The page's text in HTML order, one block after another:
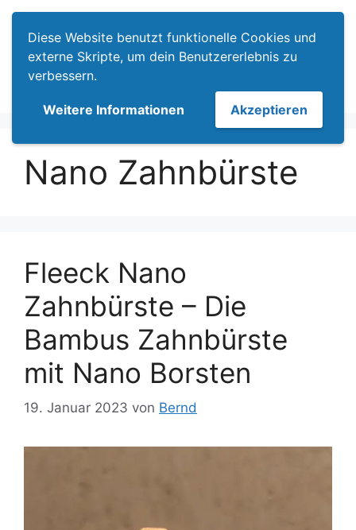
Diese Website benutzt funktionelle Cookies und
externe Skripte, um dein Benutzererlebnis zu
verbessern.
Weitere Informationen Akzeptieren
Zum
Inhalt
springen
Nano Zahnbürste
Fleeck Nano
Zahnbürste – Die
Bambus Zahnbürste
mit Nano Borsten
19. Januar 2023 von Bernd